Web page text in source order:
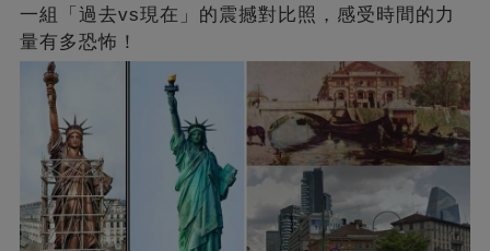
一組「過去vs現在」的震撼對比照，感受時間的力
量有多恐怖！